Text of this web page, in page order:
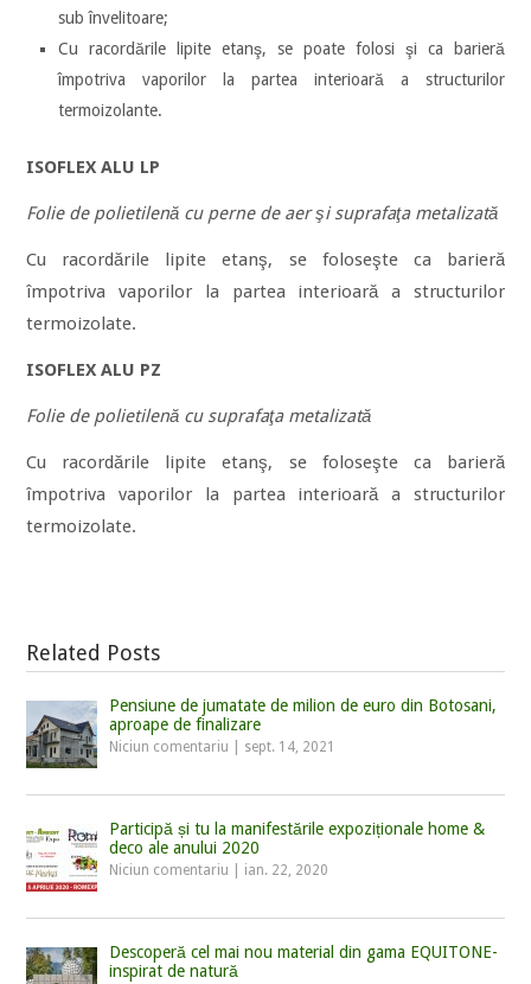
sub învelitoare;
Cu racordările lipite etanş, se poate folosi şi ca barieră
împotriva vaporilor la partea interioară a structurilor
termoizolante.
ISOFLEX ALU LP
Folie de polietilenă cu perne de aer şi suprafaţa metalizată
Cu racordările lipite etanş, se foloseşte ca barieră
împotriva vaporilor la partea interioară a structurilor
termoizolate.
ISOFLEX ALU PZ
Folie de polietilenă cu suprafaţa metalizată
Cu racordările lipite etanş, se foloseşte ca barieră
împotriva vaporilor la partea interioară a structurilor
termoizolate.
Related Posts
Pensiune de jumatate de milion de euro din Botosani,
aproape de finalizare
Niciun comentariu sept. 14, 2021
Participă și tu la manifestările expoziționale home &
deco ale anului 2020
Niciun comentariu ian. 22, 2020
Descoperă cel mai nou material din gama EQUITONE-
inspirat de natură